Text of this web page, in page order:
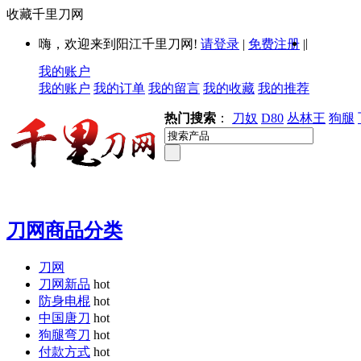
收藏千里刀网
嗨，欢迎来到阳江千里刀网! 请登录 | 免费注册 ||
我的账户
我的账户 我的订单 我的留言 我的收藏 我的推荐
热门搜索 ： 刀奴 D80 丛林王 狗腿
刀网商品分类
刀网
刀网新品 hot
防身电棍 hot
中国唐刀 hot
狗腿弯刀 hot
付款方式 hot